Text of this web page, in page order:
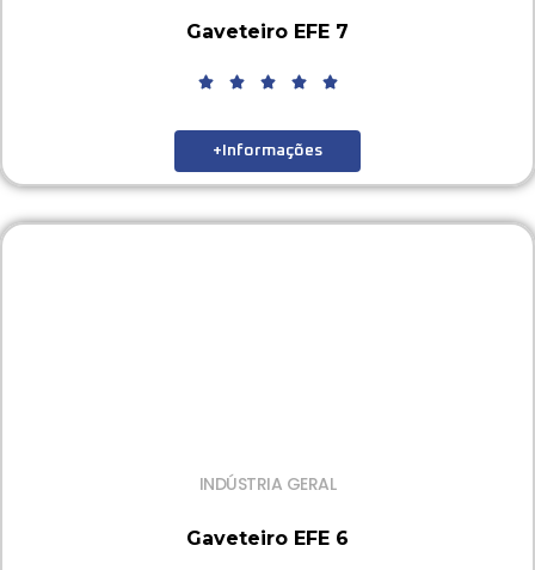
Gaveteiro EFE 7
+Informações
INDÚSTRIA GERAL
Gaveteiro EFE 6